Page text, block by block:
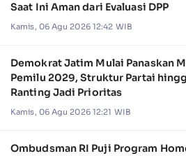
Saat Ini Aman dari Evaluasi DPP
Kamis, 06 Agu 2026 12:42 WIB
Demokrat Jatim Mulai Panaskan
Pemilu 2029, Struktur Partai
Ranting Jadi Prioritas
Kamis, 06 Agu 2026 12:21 WIB
Ombudsman RI Puji Program